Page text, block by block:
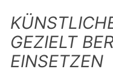
GEZIELT
EINSETZEN